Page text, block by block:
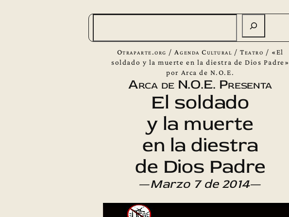
Otraparte.org / Agenda Cultural /Teatro / «El
soldado y la muerte en la diestra de Dios Padre»
por Arca de N.O.E.
Arca de N.O.E. Presenta
El soldado
y la muerte
en la diestra
de Dios Padre
—Marzo 7 de 2014—